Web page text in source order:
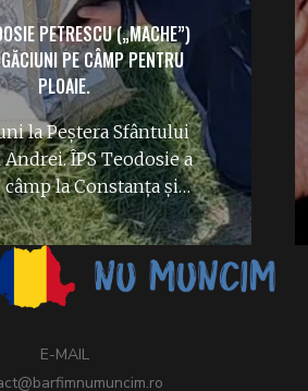
PETRESCU („MACHE”)
PE CÂMP PENTRU
PLOAIE.
la Peștera Sfântului
ÎPS Teodosie a
la Constanța și…
E-MAIL